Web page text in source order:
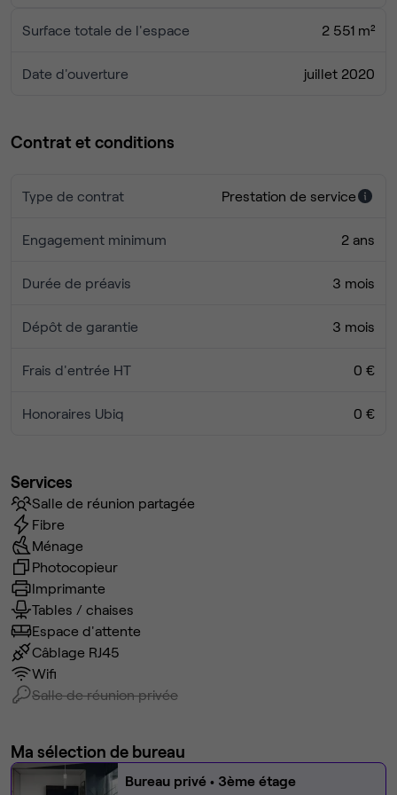
Surface totale de l'espace 2 551 m²
Date d'ouverture juillet 2020
Contrat et conditions
Type de contrat Prestation de service
Engagement minimum 2 ans
Durée de préavis 3 mois
Dépôt de garantie 3 mois
Frais d'entrée HT 0 €
Honoraires Ubiq 0 €
Services
Salle de réunion partagée
Fibre
Ménage
Photocopieur
Imprimante
Tables / chaises
Espace d'attente
Câblage RJ45
Wifi
Salle de réunion privée
Ma sélection de bureau
Bureau privé • 3ème étage